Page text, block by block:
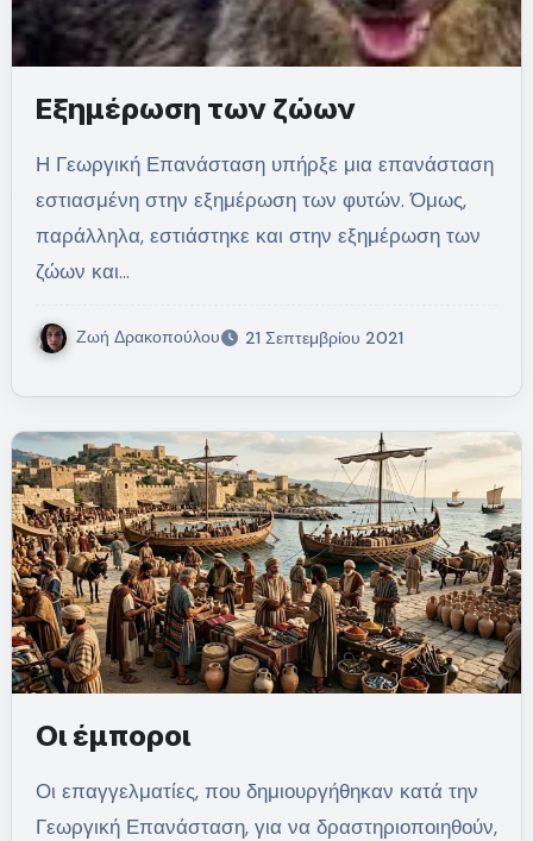
Εξημέρωση των ζώων
Η Γεωργική Επανάσταση υπήρξε μια επανάσταση
εστιασμένη στην εξημέρωση των φυτών. Όμως,
παράλληλα, εστιάστηκε και στην εξημέρωση των
ζώων και…
Ζωή Δρακοπούλου 21 Σεπτεμβρίου 2021
Οι έμποροι
Οι επαγγελματίες, που δημιουργήθηκαν κατά την
Γεωργική Επανάσταση, για να δραστηριοποιηθούν,